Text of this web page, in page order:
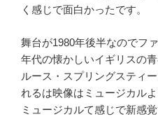
く感じで面白かったです。
舞台が1980年後半なのでフ
年代の懐かしいイギリスの
ルース・スプリングスティ
れるは映像はミュージカル
ミュージカルて感じで新感